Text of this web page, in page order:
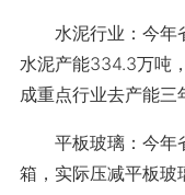
水泥行业：今年
水泥产能334.3万吨
成重点行业去产能三
平板玻璃：今年
箱，实际压减平板